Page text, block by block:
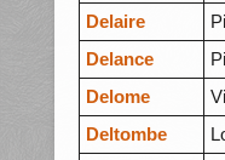
Delaire
Delance
Delome
Deltombe